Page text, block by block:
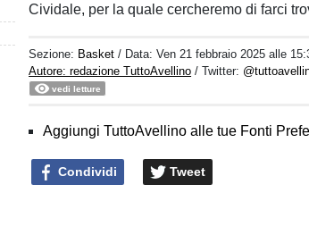
Cividale, per la quale cercheremo di farci
Sezione: Basket / Data:Ven 21 febbraio 2025 alle
Autore: redazione TuttoAvellino / Twitter:
vedi letture
Aggiungi TuttoAvellino alle tue Fonti
Condividi Tweet